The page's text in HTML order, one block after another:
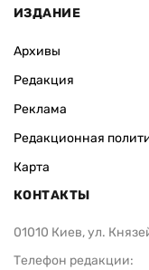
ИЗДАНИЕ
Архивы
Редакция
Реклама
Редакционная
Карта
КОНТАКТЫ
01010 Киев, ул.
Телефон редакции: